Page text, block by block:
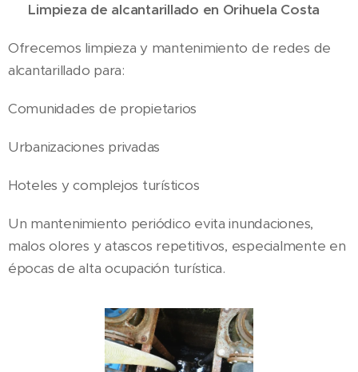
✅ Limpieza de alcantarillado en Orihuela Costa
Ofrecemos limpieza y mantenimiento de redes de
alcantarillado para:
Comunidades de propietarios
Urbanizaciones privadas
Hoteles y complejos turísticos
Un mantenimiento periódico evita inundaciones,
malos olores y atascos repetitivos, especialmente en
épocas de alta ocupación turística.